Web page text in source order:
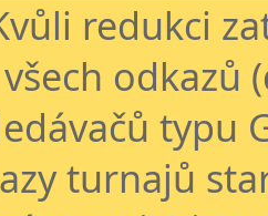
redukci
odkazů
typu
turnajů